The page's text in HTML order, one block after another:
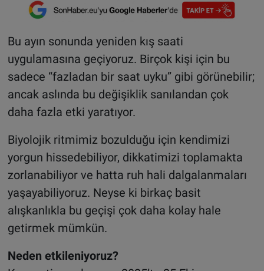
Bu ayın sonunda yeniden kış saati
uygulamasına geçiyoruz. Birçok kişi için bu
sadece “fazladan bir saat uyku” gibi görünebilir;
ancak aslında bu değişiklik sanılandan çok
daha fazla etki yaratıyor.
Biyolojik ritmimiz bozulduğu için kendimizi
yorgun hissedebiliyor, dikkatimizi toplamakta
zorlanabiliyor ve hatta ruh hali dalgalanmaları
yaşayabiliyoruz. Neyse ki birkaç basit
alışkanlıkla bu geçişi çok daha kolay hale
getirmek mümkün.
Neden etkileniyoruz?